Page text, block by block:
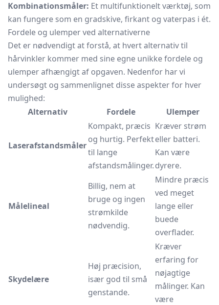
Kombinationsmåler: Et multifunktionelt værktøj, som
kan fungere som en gradskive, firkant og vaterpas i ét.
Fordele og ulemper ved alternativerne
Det er nødvendigt at forstå, at hvert alternativ til
hårvinkler kommer med sine egne unikke fordele og
ulemper afhængigt af opgaven. Nedenfor har vi
undersøgt og sammenlignet disse aspekter for hver
mulighed:
Alternativ
Fordele Ulemper
Laserafstandsmåler
Kompakt, præcis
og hurtig. Perfekt
til lange
afstandsmålinger.
Kræver strøm
eller batteri.
Kan være
dyrere.
Målelineal
Billig, nem at
bruge og ingen
strømkilde
nødvendig.
Mindre præcis
ved meget
lange eller
buede
overflader.
Skydelære
Høj præcision,
især god til små
genstande.
Kræver
erfaring for
nøjagtige
målinger. Kan
være